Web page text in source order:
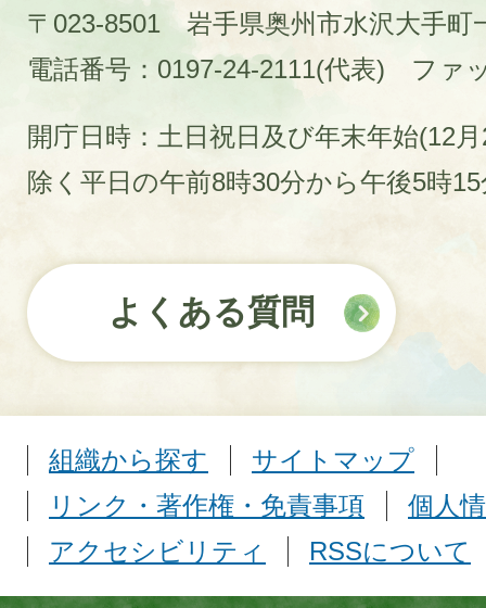
〒023-8501 岩手県奥州市水沢大手町
電話番号：0197-24-2111(代表)
ファ
開庁日時：土日祝日及び年末年始(12
除く平日の午前8時30分から午後5時
よくある質問
組織から探す
サイトマップ
リンク・著作権・免責事項
個人
アクセシビリティ
RSSについて